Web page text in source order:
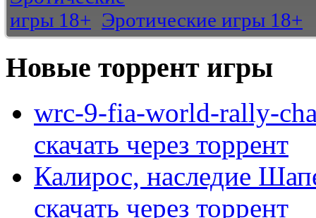
Эротические игры 18+
Новые торрент игры
wrc-9-fia-world-rally-
скачать через торрент
Калирос, наследие
скачать через торрент